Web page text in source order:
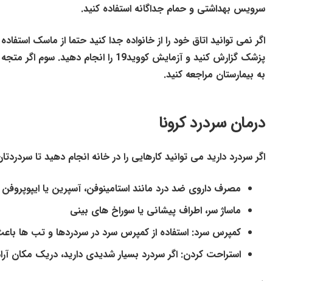
سرویس بهداشتی و حمام جداگانه استفاده کنید.
اگر نمی توانید اتاق خود را از خانواده جدا کنید حتما از ماسک
پزشک گزارش کنید و آزمایش کووید19
به بیمارستان مراجعه کنید.
درمان سردرد کرونا
اگر سردرد دارید می توانید کارهایی را در خانه انجام دهید تا
مصرف داروی ضد درد مانند استامینوفن، آسپرین یا
ماساژ سر، اطراف پیشانی یا سوراخ های بینی
کمپرس سرد: استفاده از کمپرس سرد در سردردها و تب ها
استراحت کردن: اگر سردرد بسیار شدیدی دارید، دریک مکان